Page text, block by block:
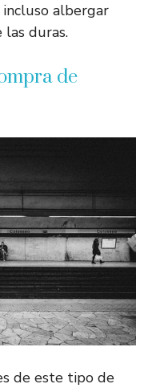
albergar
las duras.
de
de este tipo de